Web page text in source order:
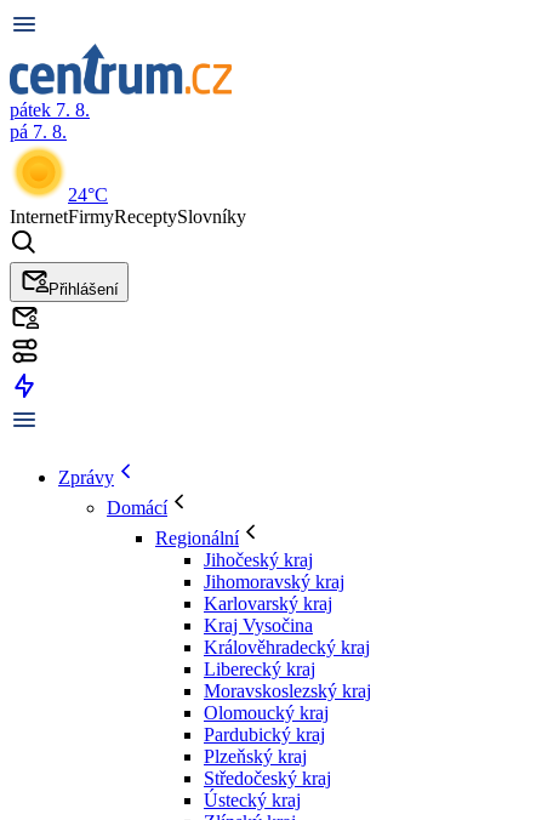
pátek 7. 8.
pá 7. 8.
24°C
InternetFirmyReceptySlovníky
Přihlášení
Zprávy
Domácí
Regionální
Jihočeský kraj
Jihomoravský kraj
Karlovarský kraj
Kraj Vysočina
Králověhradecký kraj
Liberecký kraj
Moravskoslezský kraj
Olomoucký kraj
Pardubický kraj
Plzeňský kraj
Středočeský kraj
Ústecký kraj